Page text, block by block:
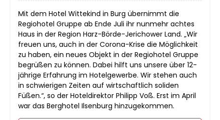
Mit dem Hotel Wittekind in Burg übernimmt die
Regiohotel Gruppe ab Ende Juli ihr nunmehr achtes
Haus in der Region Harz-Börde-Jerichower Land. „Wir
freuen uns, auch in der Corona-Krise die Möglichkeit
zu haben, ein neues Objekt in der Regiohotel Gruppe
begrüßen zu können. Dabei hilft uns unsere über 12-
jährige Erfahrung im Hotelgewerbe. Wir stehen auch
in schwierigen Zeiten auf wirtschaftlich soliden
Füßen.“, so der Hoteldirektor Philipp Voß. Erst im April
war das Berghotel Ilsenburg hinzugekommen.